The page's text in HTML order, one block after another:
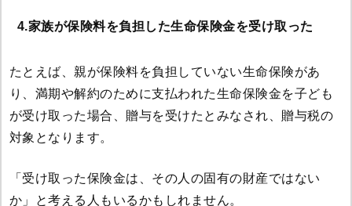
4.家族が保険料を負担した生命保険金を受け取った
たとえば、親が保険料を負担していない生命保険があ
り、満期や解約のために支払われた生命保険金を子ども
が受け取った場合、贈与を受けたとみなされ、贈与税の
対象となります。
「受け取った保険金は、その人の固有の財産ではない
か」と考える人もいるかもしれません。